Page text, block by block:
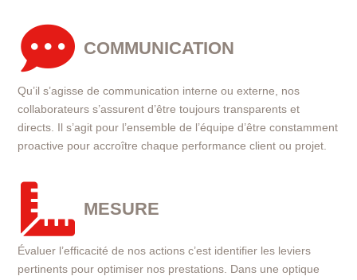
 COMMUNICATION
Qu’il s’agisse de communication interne ou externe, nos
collaborateurs s’assurent d’être toujours transparents et
directs. Il s’agit pour l’ensemble de l’équipe d’être constamment
proactive pour accroître chaque performance client ou projet.
 MESURE
Évaluer l’efficacité de nos actions c’est identifier les leviers
pertinents pour optimiser nos prestations. Dans une optique